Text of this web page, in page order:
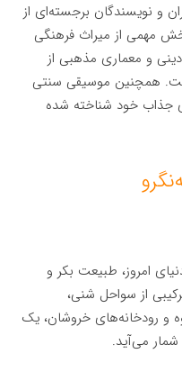
و نویسندگان برجسته‌ای از
مهمی از میراث فرهنگی
و معماری مذهبی از
همچنین موسیقی سنتی
جذاب خود شناخته شده
امروز، طبیعت بکر و
از سواحل شنی،
و رودخانه‌های خروشان، یک
می‌آید.